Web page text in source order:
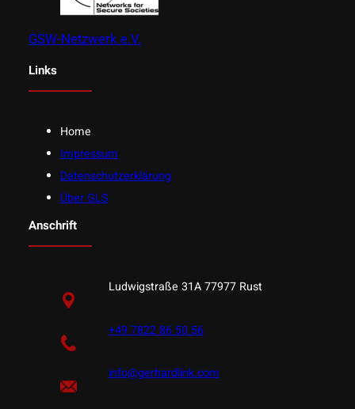
GSW-Netzwerk e.V.
Links
Home
Impressum
Datenschutzerklärung
Über GLS
Anschrift
Ludwigstraße 31A 77977 Rust
+49 7822 86 50 56
info@gerhardlink.com